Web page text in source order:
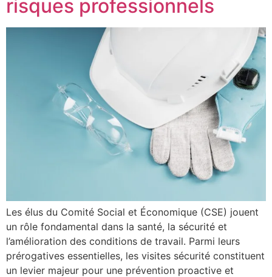
risques professionnels
Les élus du Comité Social et Économique (CSE) jouent
un rôle fondamental dans la santé, la sécurité et
l’amélioration des conditions de travail. Parmi leurs
prérogatives essentielles, les visites sécurité constituent
un levier majeur pour une prévention proactive et